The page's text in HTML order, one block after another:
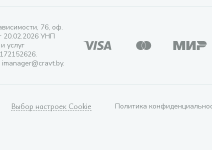
76, оф.
20.02.2026 УНП
услуг
Выбор настроек Cookie Политика